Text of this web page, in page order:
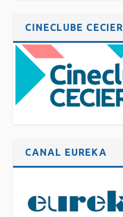
CINECLUBE
CANAL EUREKA